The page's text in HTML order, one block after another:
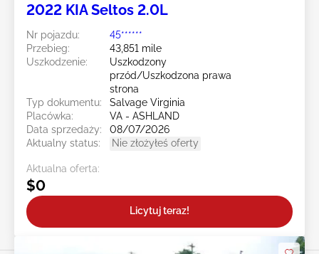
2022 KIA Seltos 2.0L
Nr pojazdu:
45******
Przebieg:
43,851 mile
Uszkodzenie:
Uszkodzony
przód/Uszkodzona prawa
strona
Typ dokumentu:
Salvage Virginia
Placówka:
VA - ASHLAND
Data sprzedaży:
08/07/2026
Aktualny status:
Nie złożyłeś oferty
Aktualna oferta:
$0
Licytuj teraz!